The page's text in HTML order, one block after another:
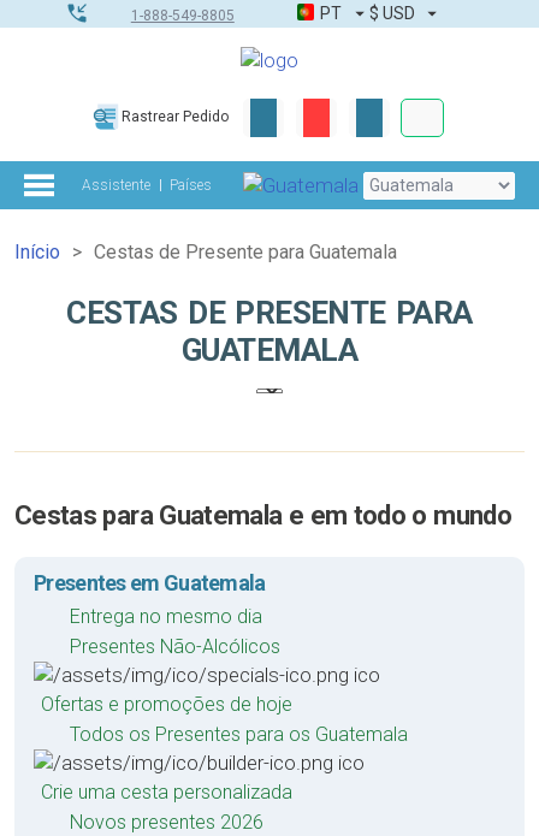
1-888-549-8805 PT $ USD
Rastrear Pedido
Assistente Países
Início Cestas de Presente para Guatemala
CESTAS DE PRESENTE PARA
GUATEMALA
Cestas para Guatemala e em todo o mundo
Presentes em Guatemala
Entrega no mesmo dia
Presentes Não-Alcólicos
Ofertas e promoções de hoje
Todos os Presentes para os Guatemala
Crie uma cesta personalizada
Novos presentes 2026